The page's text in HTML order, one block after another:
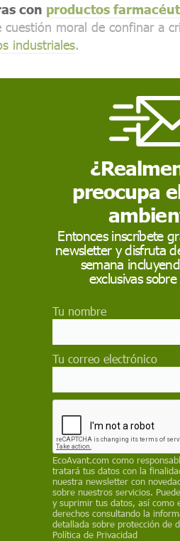
con productos
cuestión moral de confinar a
industriales.
en granjas industriales
como
criaturas
no son adecuados para
defensores/defensoras de
en estas pruebas, la
innecesario a una escala
, en Estados Unidos, han
especializado.Sus
por los métodos de
introducir a los pulpos en
preocupa
Entonces inscríbete
newsletter y disfruta
semana
exclusivas
Tu nombre
Tu correo electrónico
EcoAvant.com como
tratará tus datos con la
nuestra newsletter con
sobre nuestros servicios.
y suprimir tus datos, así como
derechos consultando la
detallada sobre protección de
Política de Privacidad